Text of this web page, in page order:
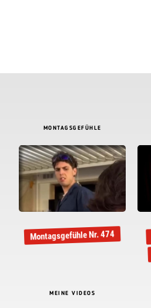
MONTAGSGEFÜHLE
Montagsgefühle Nr. 474
MEINE VIDEOS